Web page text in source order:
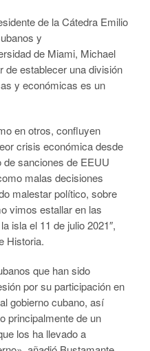
de la Cátedra Emilio
y
de Miami, Michael
de establecer una división
y económicas es un
en otros, confluyen
crisis económica desde
sanciones de EEUU
malas decisiones
malestar político, sobre
vimos estallar en las
isla el 11 de julio 2021″,
Historia.
que han sido
por su participación en
gobierno cubano, así
principalmente de un
los ha llevado a